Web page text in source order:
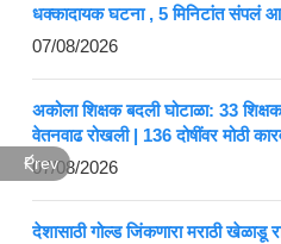
Prev
धक्कादायक घटना , 5 मिनिटांत संपलं
07/08/2026
अकोला शिक्षक बदली घोटाळा: 33
वेतनवाढ रोखली | 136 दोषींवर मोठी
07/08/2026
देशासाठी गोल्ड जिंकणारा मराठी खेळाडू